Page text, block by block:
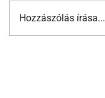
Hozzászólás írása...